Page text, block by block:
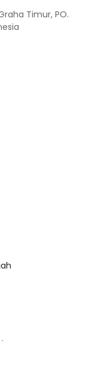
Timur, PO.